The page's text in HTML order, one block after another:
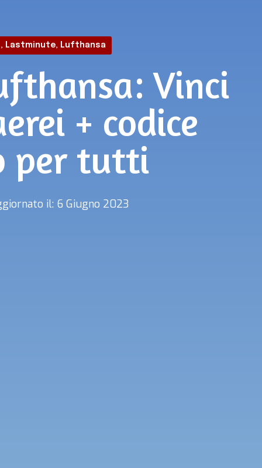
, Lastminute, Lufthansa
Vinci
+ codice
per tutti
il: 6 Giugno 2023